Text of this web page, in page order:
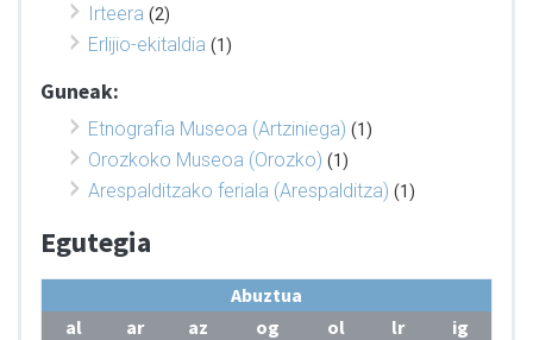
Irteera (2)
Erlijio-ekitaldia (1)
Guneak:
Etnografia Museoa (Artziniega) (1)
Orozkoko Museoa (Orozko) (1)
Arespalditzako feriala (Arespalditza) (1)
Egutegia
Abuztua
al
ar az og ol lr
ig